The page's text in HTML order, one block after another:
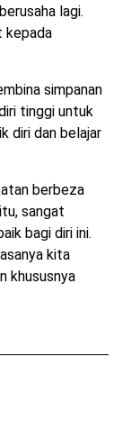
lagi.
kepada
simpanan
tinggi untuk
diri dan belajar
berbeza
sangat
bagi diri ini.
kita
khususnya